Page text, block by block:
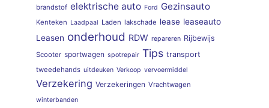
brandstof elektrische auto Ford Gezinsauto
Kenteken Laadpaal Laden lakschade lease leaseauto
Leasen onderhoud RDW repareren Rijbewijs
Scooter sportwagen spotrepair Tips transport
tweedehands uitdeuken Verkoop vervoermiddel
Verzekering Verzekeringen Vrachtwagen
winterbanden